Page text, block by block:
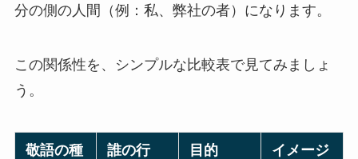
分の側の人間（例：私、弊社の者）になります。
この関係性を、シンプルな比較表で見てみましょ
う。
敬語の種
誰の行
目的 イメージ